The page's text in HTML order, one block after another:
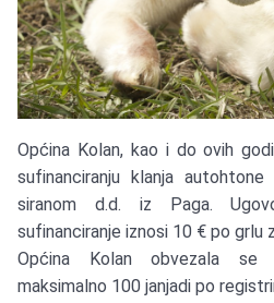
Općina Kolan, kao i do ovih
sufinanciranju klanja
siranom d.d. iz Paga.
sufinanciranje iznosi 10 € po grlu
Općina Kolan obvezala se
maksimalno 100 janjadi po